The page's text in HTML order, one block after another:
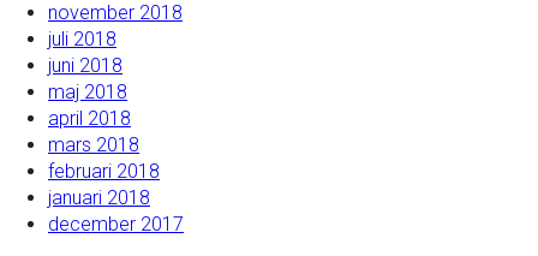
november 2018
juli 2018
juni 2018
maj 2018
april 2018
mars 2018
februari 2018
januari 2018
december 2017